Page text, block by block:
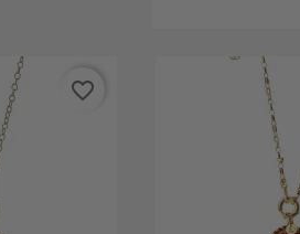
favorite_border